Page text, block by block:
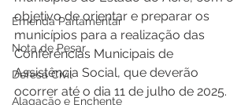
Emenda Parlamentar
Nota de Pesar
Defesa Civil
Alagação e Enchente
objetivo de orientar e preparar os
municípios para a realização das
Conferências Municipais de
Assistência Social, que deverão
ocorrer até o dia 11 de julho de 2025.